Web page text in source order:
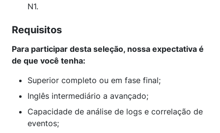
N1.
Requisitos
Para participar desta seleção, nossa expectativa é
de que você tenha:
Superior completo ou em fase final;
Inglês intermediário a avançado;
Capacidade de análise de logs e correlação de
eventos;